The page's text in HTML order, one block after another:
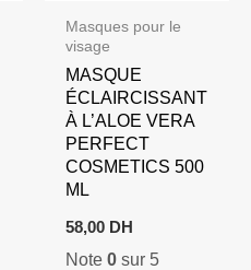
Masques pour le
visage
MASQUE
ÉCLAIRCISSANT
À L’ALOE VERA
PERFECT
COSMETICS 500
ML
58,00 DH
Note0 sur 5